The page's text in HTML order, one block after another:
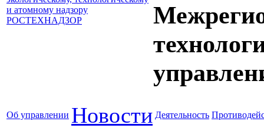
Об управлении Новости Деятельность